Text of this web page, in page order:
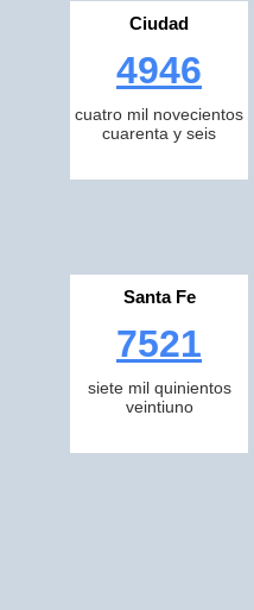
Ciudad
4946
cuatro mil novecientos
cuarenta y seis
Santa Fe
7521
siete mil quinientos
veintiuno